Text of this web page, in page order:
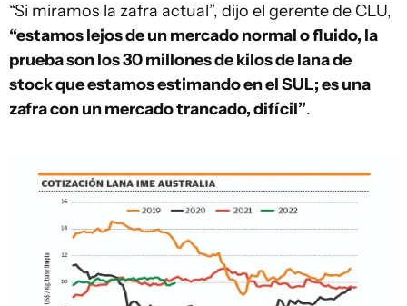
“Si miramos la zafra actual”, dijo el gerente de CLU,
“estamos lejos de un mercado normal o fluido, la
prueba son los 30 millones de kilos de lana de
stock que estamos estimando en el SUL; es una
zafra con un mercado trancado, difícil”.